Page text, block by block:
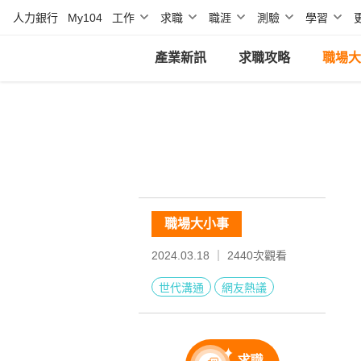
人力銀行 My104 工作 求職 職涯 測驗 學習
產業新訊 求職攻略 職場
職場大小事
2024.03.18 ｜ 2440次觀看
世代溝通 網友熱議